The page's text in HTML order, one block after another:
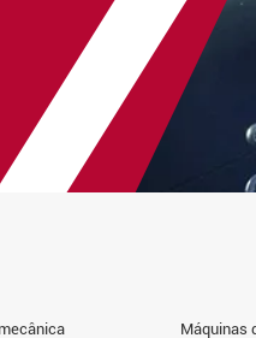
Máquinas